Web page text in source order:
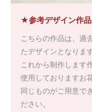
★参考デザイン作品
こちらの作品は、過
たデザインとなります
これから制作します
使用しておりますお
同じものがご用意で
ださい。